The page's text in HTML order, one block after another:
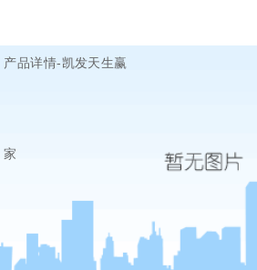
产品详情-凯发天生赢
家